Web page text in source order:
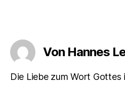
Von Hannes
Die Liebe zum Wort Gottes